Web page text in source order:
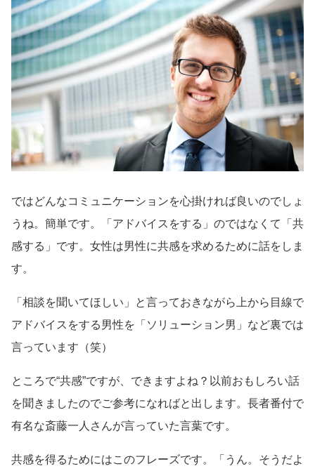
ではどんなコミュニケーションを心掛ければ良いのでしょ
うね。簡単です。「アドバイスをする」のではなくて「共
感する」です。女性は男性に共感を求めるために話をしま
す。
「相談を聞いてほしい」と言っておきながら上から目線で
アドバイスをする男性を「ソリューション男」など裏では
言っています（笑）
ところで“共感”ですが、できますよね？以前おもしろい話
を聞きましたのでご参考になればと出します。長者番付で
有名な斎藤一人さんが言っていた言葉です。
共感を得るためにはこのフレーズです。「うん。そうだよ